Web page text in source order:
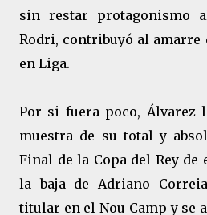
sin restar protagonismo
Rodri, contribuyó al amarre
en Liga.
Por si fuera poco, Álvarez
muestra de su total y
Final de la Copa del Rey de
la baja de Adriano
titular en el Nou Camp y se